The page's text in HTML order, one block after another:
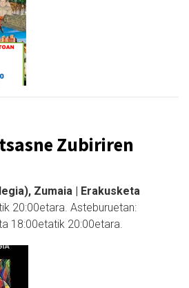
Zubiriren
Zumaia | Erakusketa
20:00etara. Asteburuetan:
18:00etatik 20:00etara.